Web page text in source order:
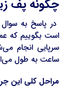
چگونه پف
در پاسخ به
است بگوییم که
سرپایی انجام
ساعت به طول
مراحل کلی این